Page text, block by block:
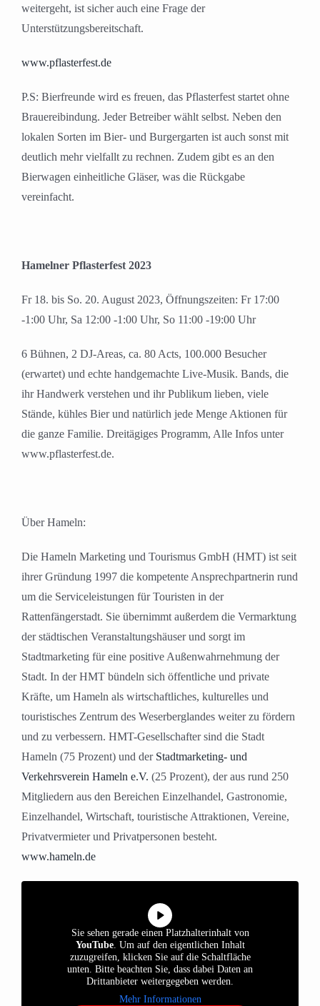
weitergeht, ist sicher auch eine Frage der
Unterstützungsbereitschaft.
www.pflasterfest.de
P.S: Bierfreunde wird es freuen, das Pflasterfest startet ohne
Brauereibindung. Jeder Betreiber wählt selbst. Neben den
lokalen Sorten im Bier- und Burgergarten ist auch sonst mit
deutlich mehr vielfallt zu rechnen. Zudem gibt es an den
Bierwagen einheitliche Gläser, was die Rückgabe
vereinfacht.
Hamelner Pflasterfest 2023
Fr 18. bis So. 20. August 2023, Öffnungszeiten: Fr 17:00
-1:00 Uhr, Sa 12:00 -1:00 Uhr, So 11:00 -19:00 Uhr
6 Bühnen, 2 DJ-Areas, ca. 80 Acts, 100.000 Besucher
(erwartet) und echte handgemachte Live-Musik. Bands, die
ihr Handwerk verstehen und ihr Publikum lieben, viele
Stände, kühles Bier und natürlich jede Menge Aktionen für
die ganze Familie. Dreitägiges Programm, Alle Infos unter
www.pflasterfest.de.
Über Hameln:
Die Hameln Marketing und Tourismus GmbH (HMT) ist seit
ihrer Gründung 1997 die kompetente Ansprechpartnerin rund
um die Serviceleistungen für Touristen in der
Rattenfängerstadt. Sie übernimmt außerdem die Vermarktung
der städtischen Veranstaltungshäuser und sorgt im
Stadtmarketing für eine positive Außenwahrnehmung der
Stadt. In der HMT bündeln sich öffentliche und private
Kräfte, um Hameln als wirtschaftliches, kulturelles und
touristisches Zentrum des Weserberglandes weiter zu fördern
und zu verbessern. HMT-Gesellschafter sind die Stadt
Hameln (75 Prozent) und der Stadtmarketing- und
Verkehrsverein Hameln e.V. (25 Prozent), der aus rund 250
Mitgliedern aus den Bereichen Einzelhandel, Gastronomie,
Einzelhandel, Wirtschaft, touristische Attraktionen, Vereine,
Privatvermieter und Privatpersonen besteht.
www.hameln.de
Sie sehen gerade einen Platzhalterinhalt von
YouTube. Um auf den eigentlichen Inhalt
zuzugreifen, klicken Sie auf die Schaltfläche
unten. Bitte beachten Sie, dass dabei Daten an
Drittanbieter weitergegeben werden.
Mehr Informationen